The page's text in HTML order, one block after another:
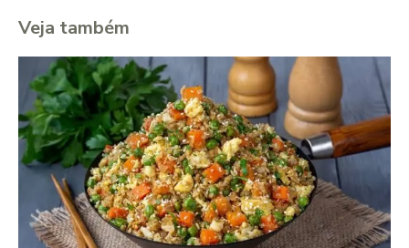
Veja também